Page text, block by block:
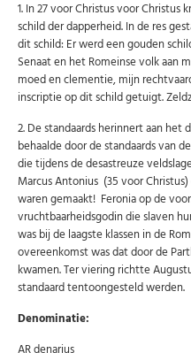
1. In 27 voor Christus voor
schild der dapperheid. In de res
dit schild: Er werd een gouden
Senaat en het Romeinse volk aan
moed en clementie, mijn
inscriptie op dit schild getuigt.
2. De standaards herinnert aan het
behaalde door de standaards van
die tijdens de desastreuze
Marcus Antonius (35 voor
waren gemaakt! Feronia op de
vruchtbaarheidsgodin die slaven
was bij de laagste klassen in de
overeenkomst was dat door de
kwamen. Ter viering richtte
standaard tentoongesteld werden.
Denominatie:
AR denarius